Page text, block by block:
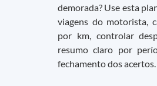
demorada? Use esta
viagens do motorista,
por km, controlar
resumo claro por
fechamento dos acertos.